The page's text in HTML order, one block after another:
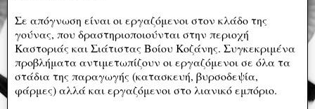
Σε απόγνωση είναι οι εργαζόμενοι στον κλάδο της
γούνας, που δραστηριοποιούνται στην περιοχή
Καστοριάς και Σιάτιστας Βοίου Κοζάνης. Συγκεκριμένα
προβλήματα αντιμετωπίζουν οι εργαζόμενοι σε όλα τα
στάδια της παραγωγής (κατασκευή, βυρσοδεψία,
φάρμες) αλλά και εργαζόμενοι στο λιανικό εμπόριο.